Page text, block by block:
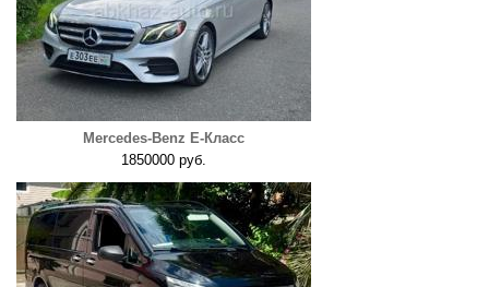
Mercedes-Benz E-Класс
1850000 руб.